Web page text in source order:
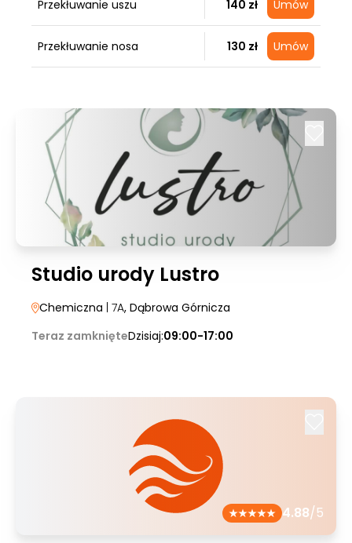
Przekłuwanie uszu 140 zł Umów
Przekłuwanie nosa 130 zł Umów
Studio urody Lustro
Chemiczna | 7A, Dąbrowa Górnicza
Teraz zamknięteDzisiaj:09:00-17:00
4.88/5